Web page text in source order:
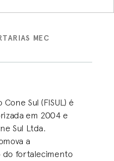
MEC
Sul (FISUL) é
em 2004 e
Sul Ltda.
a
do fortalecimento